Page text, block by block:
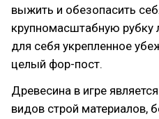
выжить и обезопасить
крупномасштабную рубку
для себя укрепленное
целый фор-пост.
Древесина в игре
видов строй материалов,